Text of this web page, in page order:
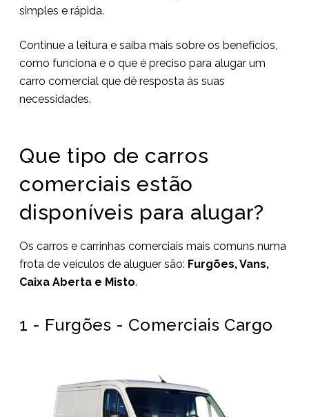
simples e rápida.
Continue a leitura e saiba mais sobre os benefícios,
como funciona e o que é preciso para alugar um
carro comercial que dê resposta às suas
necessidades.
Que tipo de carros
comerciais estão
disponíveis para alugar?
Os carros e carrinhas comerciais mais comuns numa
frota de veículos de aluguer são: Furgões, Vans,
Caixa Aberta e Misto.
1 - Furgões - Comerciais Cargo